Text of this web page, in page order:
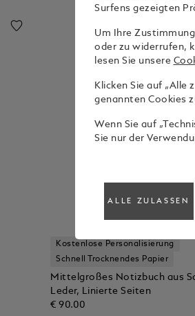
Kostenlose Personalisierung
Schnell Trocknendes Papier
Mittelgroßes Notizbuch aus
Leder, Linierte Seiten
€ 90.00
Surfens gezeigten
Um Ihre
oder zu widerrufen,
lesen Sie unsere
Klicken Sie auf „Alle
genannten Cookies
Wenn Sie auf
Sie nur der
ALLE ZULASSEN